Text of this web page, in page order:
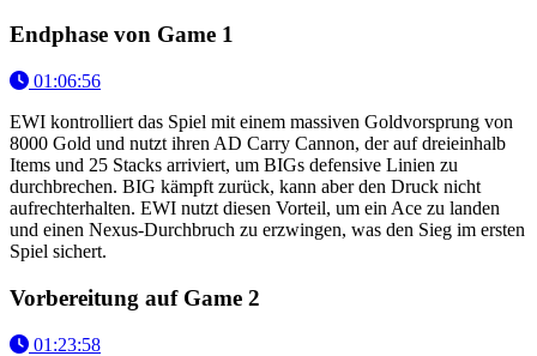
Endphase von Game 1
01:06:56
EWI kontrolliert das Spiel mit einem massiven Goldvorsprung von
8000 Gold und nutzt ihren AD Carry Cannon, der auf dreieinhalb
Items und 25 Stacks arriviert, um BIGs defensive Linien zu
durchbrechen. BIG kämpft zurück, kann aber den Druck nicht
aufrechterhalten. EWI nutzt diesen Vorteil, um ein Ace zu landen
und einen Nexus-Durchbruch zu erzwingen, was den Sieg im ersten
Spiel sichert.
Vorbereitung auf Game 2
01:23:58